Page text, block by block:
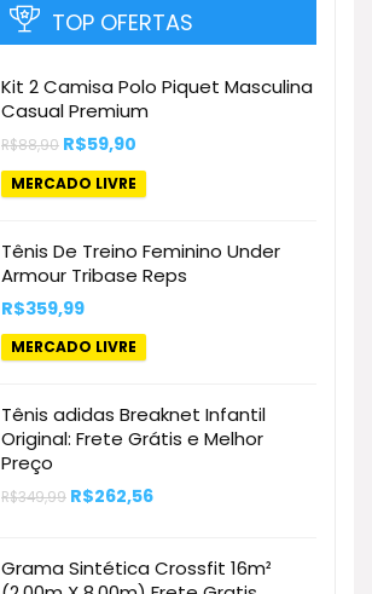
TOP OFERTAS
Kit 2 Camisa Polo Piquet Masculina
Casual Premium
R$88,90 O
original
era:
R$59,90
atual
é:
MERCADO LIVRE
Tênis De Treino Feminino Under
Armour Tribase Reps
R$359,99
MERCADO LIVRE
Tênis adidas Breaknet Infantil
Original: Frete Grátis e Melhor
Preço
R$349,99 O
R$349,99.
R$262,56O
R$262,56.
Grama Sintética Crossfit 16m²